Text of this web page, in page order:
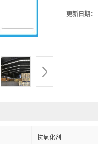
更新日期：
抗氧化剂